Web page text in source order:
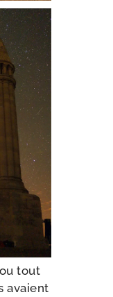
tout
avaient